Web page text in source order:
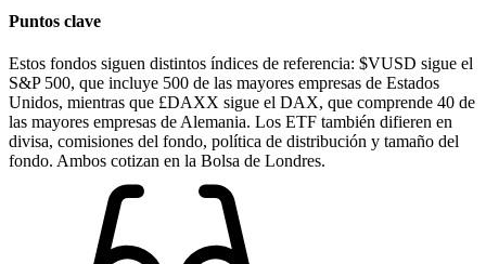
Puntos clave
Estos fondos siguen distintos índices de referencia: $VUSD sigue el
S&P 500, que incluye 500 de las mayores empresas de Estados
Unidos, mientras que £DAXX sigue el DAX, que comprende 40 de
las mayores empresas de Alemania. Los ETF también difieren en
divisa, comisiones del fondo, política de distribución y tamaño del
fondo. Ambos cotizan en la Bolsa de Londres.